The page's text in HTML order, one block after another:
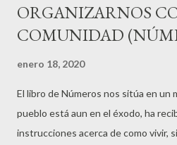
ORGANIZARNOS
COMUNIDAD
enero 18, 2020
El libro de Números nos sitúa en un
pueblo está aun en el éxodo, ha
instrucciones acerca de como vivir,